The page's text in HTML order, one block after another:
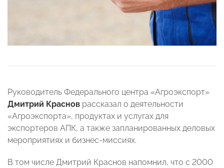
Руководитель Федерального центра «Агроэкспорт»
Дмитрий Краснов рассказал о деятельности
«Агроэкспорта», продуктах и услугах для
экспортеров АПК, а также запланированных деловых
мероприятиях и бизнес-миссиях.
В том числе Дмитрий Краснов напомнил, что с 2000